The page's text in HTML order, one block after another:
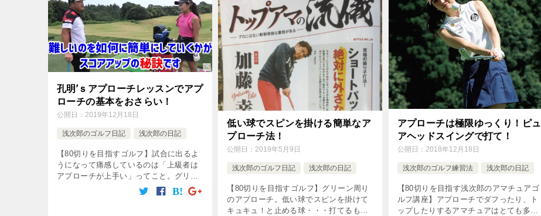
孔明’ｓアプローチレッスンでアプ
ローチの基本をおさらい！
公開日： 2019年12月18日
浅次郎のゴルフ日記 浅次郎の日記
【80切りを目指すゴルフ】試合に出るよ
うになって痛感しているのは「上級者は
アプローチが上手い」ってこと。グリー
ン回りからビタビタ寄せてくるもんな
あ。アマチュアのアプローチはランニン
低い球でスピンを掛ける簡単なア
プローチ法！
公開日：2019年5月9日
浅次郎のゴルフ日記 浅次郎の日記
【80切りを目指すゴルフ】グリーン周り
のアプローチ。低い球でスピンを掛けて
キュキュ！と止める球・・・打てるもん
アプローチは極限ゆっくり！ピュ
アヘッドスイングで打て！
公開日： 2018年12月18日
浅次郎のゴルフ練習法 浅次郎の日記
【80切りを目指す浅次郎のアマチュアゴ
ルフ講座】アプローチでダフったり、ト
ップしたりするアマチュアはとても多